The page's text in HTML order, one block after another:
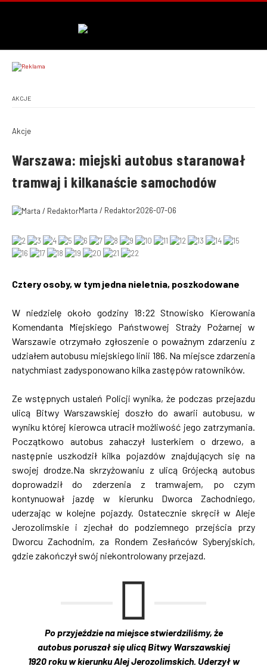
AKCJE
Akcje
Warszawa: miejski autobus staranował
tramwaj i kilkanaście samochodów
Marta / Redaktor2026-07-06
Cztery osoby, w tym jedna nieletnia, poszkodowane
W niedzielę około godziny 18:22 Stnowisko Kierowania
Komendanta Miejskiego Państwowej Straży Pożarnej w
Warszawie otrzymało zgłoszenie o poważnym zdarzeniu z
udziałem autobusu miejskiego linii 186. Na miejsce zdarzenia
natychmiast zadysponowano kilka zastępów ratowników.
Ze wstępnych ustaleń Policji wynika, że podczas przejazdu
ulicą Bitwy Warszawskiej doszło do awarii autobusu, w
wyniku której kierowca utracił możliwość jego zatrzymania.
Początkowo autobus zahaczył lusterkiem o drzewo, a
następnie uszkodził kilka pojazdów znajdujących się na
swojej drodze.Na skrzyżowaniu z ulicą Grójecką autobus
doprowadził do zderzenia z tramwajem, po czym
kontynuował jazdę w kierunku Dworca Zachodniego,
uderzając w kolejne pojazdy. Ostatecznie skręcił w Aleje
Jerozolimskie i zjechał do podziemnego przejścia przy
Dworcu Zachodnim, za Rondem Zesłańców Syberyjskich,
gdzie zakończył swój niekontrolowany przejazd.
Po przyjeździe na miejsce stwierdziliśmy, że
autobus poruszał się ulicą Bitwy Warszawskiej
1920 roku w kierunku Alej Jerozolimskich. Uderzył w